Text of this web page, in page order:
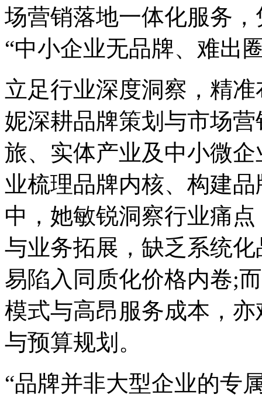
场营销落地一体化服务
“中小企业无品牌、难出
立足行业深度洞察，精
妮深耕品牌策划与市场
旅、实体产业及中小微
业梳理品牌内核、构建
中，她敏锐洞察行业痛
与业务拓展，缺乏系统
易陷入同质化价格内卷;
模式与高昂服务成本，
与预算规划。
“品牌并非大型企业的专